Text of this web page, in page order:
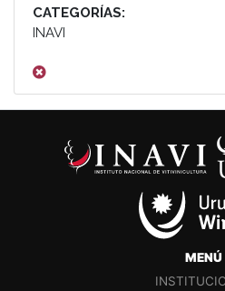
CATEGORÍAS:
INAVI
MENÚ